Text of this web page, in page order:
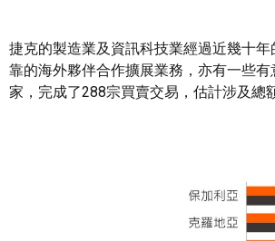
捷克的製造業及資訊科技業經過近幾十
靠的海外夥伴合作擴展業務，亦有一些
家，完成了288宗買賣交易，估計涉及總